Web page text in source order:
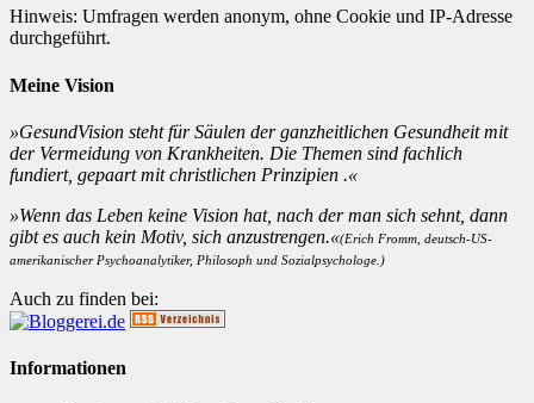
Hinweis: Umfragen werden anonym, ohne Cookie und IP-Adresse
durchgeführt.
Meine Vision
»GesundVision steht für Säulen der ganzheitlichen Gesundheit mit
der Vermeidung von Krankheiten. Die Themen sind fachlich
fundiert, gepaart mit christlichen Prinzipien .«
»Wenn das Leben keine Vision hat, nach der man sich sehnt, dann
gibt es auch kein Motiv, sich anzustrengen.«(Erich Fromm, deutsch-US-
amerikanischer Psychoanalytiker, Philosoph und Sozialpsychologe.)
Auch zu finden bei:
Informationen